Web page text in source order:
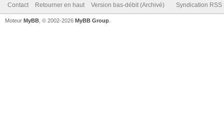
Contact Retourner en haut Version bas-débit (Archivé) Syndication RSS
Moteur MyBB , © 2002-2026 MyBB Group